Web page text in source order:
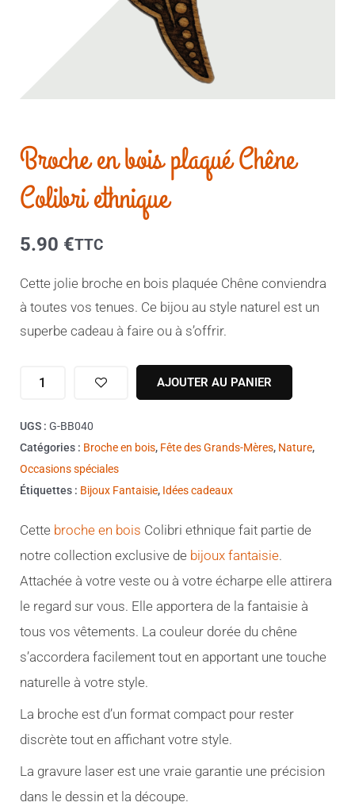
Broche en bois plaqué Chêne
Colibri ethnique
5.90 €TTC
Cette jolie broche en bois plaquée Chêne conviendra
à toutes vos tenues. Ce bijou au style naturel est un
superbe cadeau à faire ou à s’offrir.
quantité
plaqué
Colibri
AJOUTER AU PANIER
UGS : G-BB040
Catégories : Broche en bois, Fête des Grands-Mères, Nature,
Occasions spéciales
Étiquettes : Bijoux Fantaisie, Idées cadeaux
Cette broche en bois Colibri ethnique fait partie de
notre collection exclusive de bijoux fantaisie.
Attachée à votre veste ou à votre écharpe elle attirera
le regard sur vous. Elle apportera de la fantaisie à
tous vos vêtements. La couleur dorée du chêne
s’accordera facilement tout en apportant une touche
naturelle à votre style.
La broche est d’un format compact pour rester
discrète tout en affichant votre style.
La gravure laser est une vraie garantie une précision
dans le dessin et la découpe.